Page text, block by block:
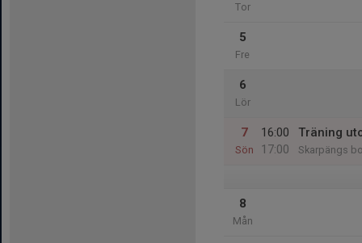
Tor
5
Fre
6
Lör
7
Sön
16:00
17:00
Träning
Skarpängs
8
Mån